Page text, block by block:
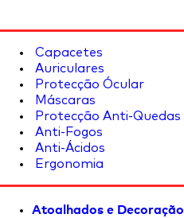
Capacetes
Auriculares
Protecção Ócular
Máscaras
Protecção Anti-Quedas
Anti-Fogos
Anti-Ácidos
Ergonomia
Atoalhados e Decoração